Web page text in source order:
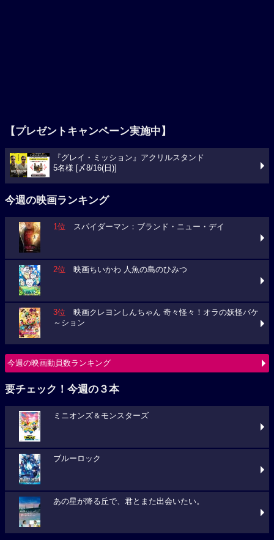
【プレゼントキャンペーン実施中】
『グレイ・ミッション』アクリルスタンド
5名様 [〆8/16(日)]
今週の映画ランキング
1位 スパイダーマン：ブランド・ニュー・デイ
2位 映画ちいかわ 人魚の島のひみつ
3位 映画クレヨンしんちゃん 奇々怪々！オラの妖怪バケ
～ション
今週の映画動員数ランキング
要チェック！今週の３本
ミニオンズ＆モンスターズ
ブルーロック
あの星が降る丘で、君とまた出会いたい。